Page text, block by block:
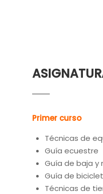
Primer curso
Técnicas de
Guía ecuestre
Guía de baja
Guía de
Técnicas de